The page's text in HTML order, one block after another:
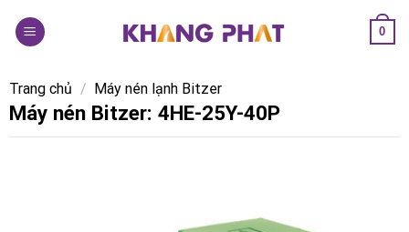
0
Trang chủ / Máy nén lạnh Bitzer
Máy nén Bitzer: 4HE-25Y-40P